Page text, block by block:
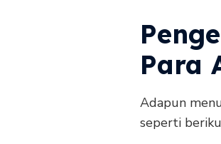
Para
Adapun
seperti